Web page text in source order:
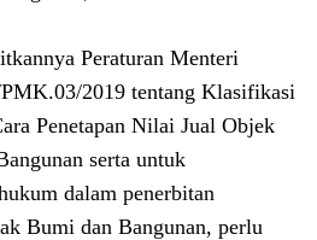
Peraturan Menteri
2019 tentang Klasifikasi
Penetapan Nilai Jual Objek
serta untuk
dalam penerbitan
Bumi dan Bangunan, perlu